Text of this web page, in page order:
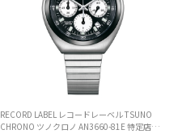
RECORD LABEL レコードレーベル TSUNO
CHRONO ツノクロノ AN3660-81E 特定店取